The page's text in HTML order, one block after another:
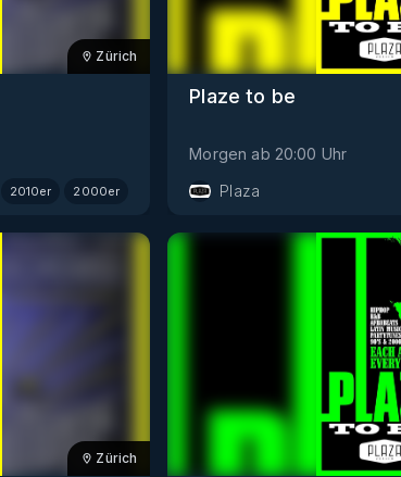
Zürich
2010er 2000er
Plaze to be
Morgen ab 20:00 Uhr
Plaza
Zürich